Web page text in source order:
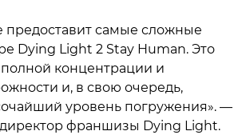
самые сложные
Dying Light 2 Stay Human. Это
полной концентрации и
и, в свою очередь,
уровень погружения». —
франшизы Dying Light.